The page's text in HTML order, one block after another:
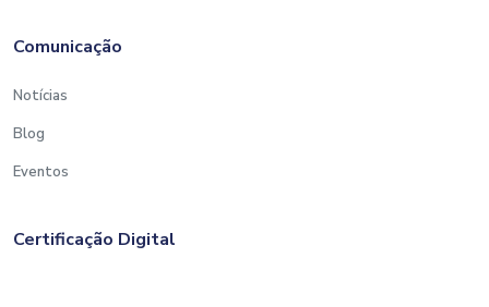
Comunicação
Notícias
Blog
Eventos
Certificação Digital